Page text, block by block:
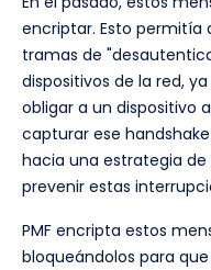
encriptar. Esto
tramas de
dispositivos de la red,
obligar a un dispositivo
capturar ese
hacia una estrategia de
prevenir estas
PMF encripta estos
bloqueándolos para